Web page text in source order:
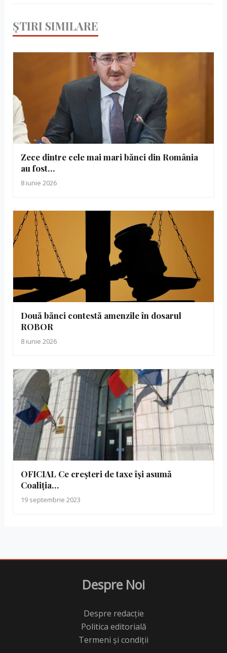
ȘTIRI SIMILARE
Zece dintre cele mai mari bănci din România
au fost…
8 iunie 2026
Două bănci contestă amenzile în dosarul
ROBOR
8 iunie 2026
OFICIAL Ce creșteri de taxe își asumă
Coaliția…
19 septembrie 2023
Despre Noi
Despre redacție
Politica editorială
Termeni și condiții